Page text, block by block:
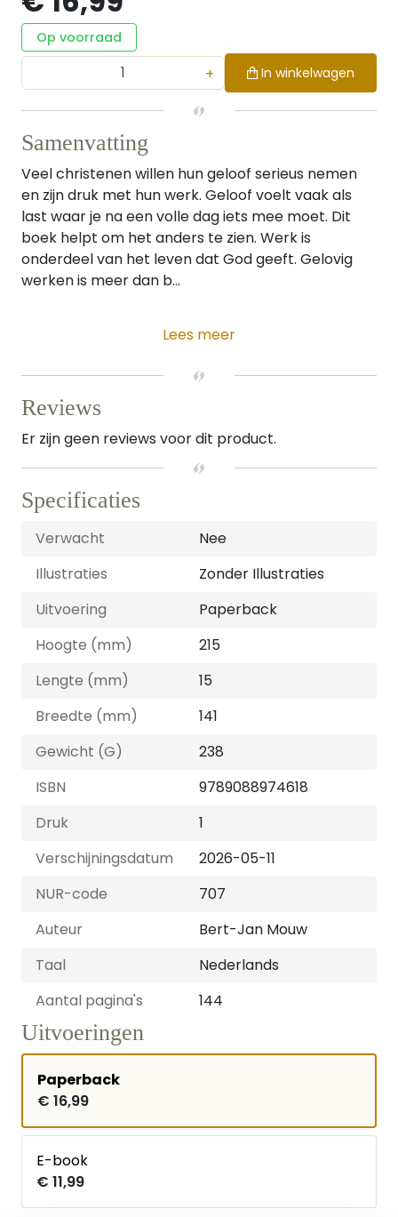
Op voorraad
+ In winkelwagen
Samenvatting
Veel christenen willen hun geloof serieus nemen
en zijn druk met hun werk. Geloof voelt vaak als
last waar je na een volle dag iets mee moet. Dit
boek helpt om het anders te zien. Werk is
onderdeel van het leven dat God geeft. Gelovig
werken is meer dan b...
Lees meer
Reviews
Er zijn geen reviews voor dit product.
Specificaties
Verwacht
Nee
Illustraties
Zonder Illustraties
Uitvoering
Paperback
Hoogte (mm)
215
Lengte (mm)
15
Breedte (mm)
141
Gewicht (G)
238
ISBN
9789088974618
Druk
1
Verschijningsdatum
2026-05-11
NUR-code
707
Auteur
Bert-Jan Mouw
Taal
Nederlands
Aantal pagina's
144
Uitvoeringen
Paperback
€ 16,99
E-book
€ 11,99